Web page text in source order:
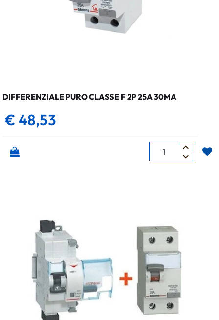
DIFFERENZIALE PURO CLASSE F 2P 25A 30MA
€ 48,53
Quantità